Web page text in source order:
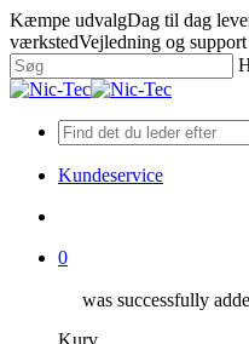
Skip
to
main
content
Kæmpe udvalgDag til dag
værkstedVejledning og support
Close
Kundeservice
0
was successfully
Kurv